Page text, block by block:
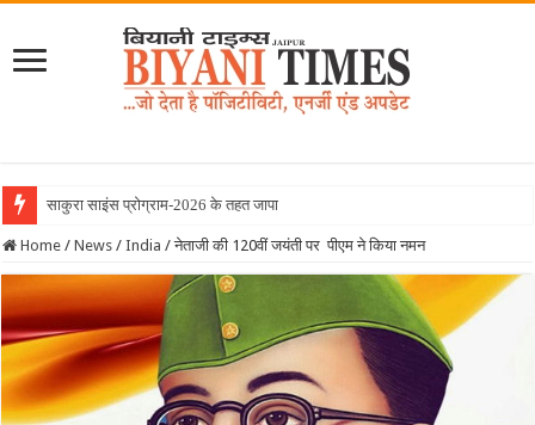
साकुरा साइंस प्रोग्राम-2026 के तहत जापान रवाना हुई ब
Home / News / India / नेताजी की 120वीं जयंती पर पीएम ने किया नमन